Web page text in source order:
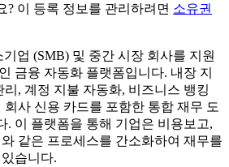
? 이 등록 정보를 관리하려면 소유권
업 (SMB) 및 중간 시장 회사를 지원
금융 자동화 플랫폼입니다. 내장 지
, 계정 지불 자동화, 비즈니스 뱅킹
사 신용 카드를 포함한 통합 재무 도
. 이 플랫폼을 통해 기업은 비용보고,
같은 프로세스를 간소화하여 재무를
습니다.